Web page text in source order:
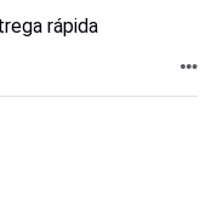
rápida